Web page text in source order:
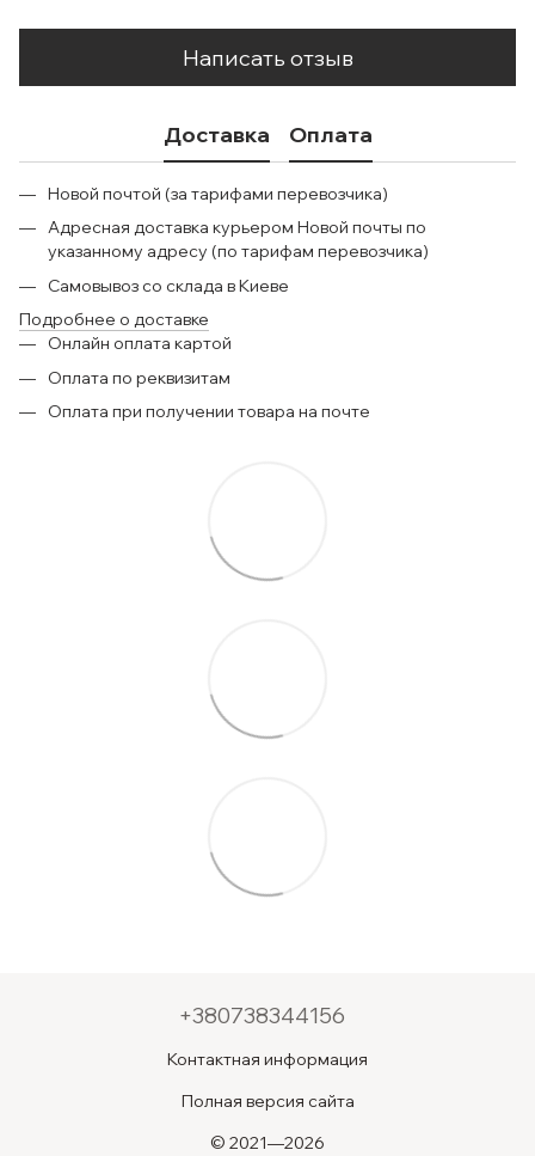
Написать отзыв
Доставка Оплата
Новой почтой (за тарифами перевозчика)
Адресная доставка курьером Новой почты по
указанному адресу (по тарифам перевозчика)
Самовывоз со склада в Киеве
Подробнее о доставке
Онлайн оплата картой
Оплата по реквизитам
Оплата при получении товара на почте
+380738344156
Контактная информация
Полная версия сайта
© 2021—2026